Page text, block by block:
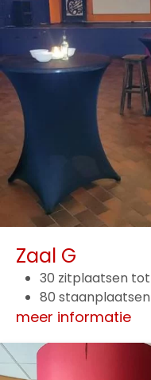
Zaal G
30 zitplaatsen tot
80 staanplaatsen
meer informatie